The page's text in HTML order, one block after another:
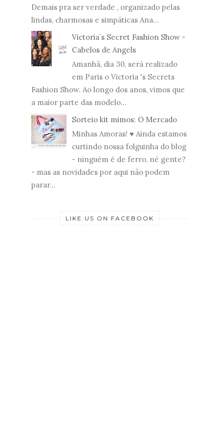
Demais pra ser verdade , organizado pelas
lindas, charmosas e simpáticas Ana...
Victoria´s Secret Fashion Show -
Cabelos de Angels
Amanhã, dia 30, será realizado
em Paris o Victoria 's Secrets
Fashion Show. Ao longo dos anos, vimos que
a maior parte das modelo...
Sorteio kit mimos: O Mercado
Minhas Amoras! ♥ Ainda estamos
curtindo nossa folguinha do blog
- ninguém é de ferro, né gente?
- mas as novidades por aqui não podem
parar...
LIKE US ON FACEBOOK